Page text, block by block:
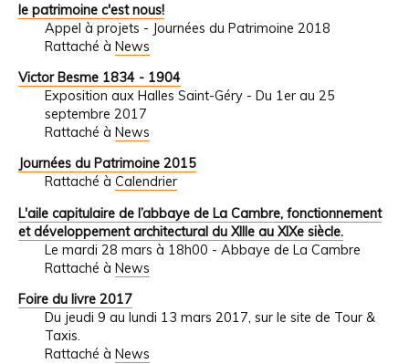
le patrimoine c'est nous!
Appel à projets - Journées du Patrimoine 2018
Rattaché à News
Victor Besme 1834 - 1904
Exposition aux Halles Saint-Géry - Du 1er au 25
septembre 2017
Rattaché à News
Journées du Patrimoine 2015
Rattaché à Calendrier
L'aile capitulaire de l’abbaye de La Cambre, fonctionnement
et développement architectural du XIIIe au XIXe siècle.
Le mardi 28 mars à 18h00 - Abbaye de La Cambre
Rattaché à News
Foire du livre 2017
Du jeudi 9 au lundi 13 mars 2017, sur le site de Tour &
Taxis.
Rattaché à News